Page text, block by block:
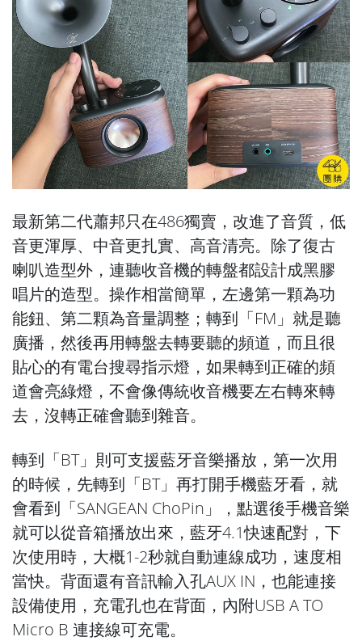
最新第二代蕭邦只在486獨賣，改進了音質，低
音更渾厚、中音更扎實、高音清亮。除了復古
喇叭造型外，連聽收音機的轉盤都設計成黑膠
唱片的造型。操作相當簡單，左邊第一顆為功
能鈕、第二顆為音量調整；轉到「FM」就是聽
廣播，然後再用轉盤去轉要聽的頻道，而且很
貼心的有電台搜尋指示燈，如果轉到正確的頻
道會亮綠燈，不會像傳統收音機要左右轉來轉
去，沒轉正確會聽到雜音。
轉到「BT」則可支援藍牙音樂播放，第一次用
的時候，先轉到「BT」再打開手機藍牙看，就
會看到「SANGEAN ChoPin」，點選後手機音樂
就可以從音箱播放出來，藍牙4.1快速配對，下
次使用時，大概1-2秒就自動連線成功，速度相
當快。背面還有音訊輸入孔AUX IN，也能連接
設備使用，充電孔也在背面，內附USB A TO
Micro B 連接線可充電。